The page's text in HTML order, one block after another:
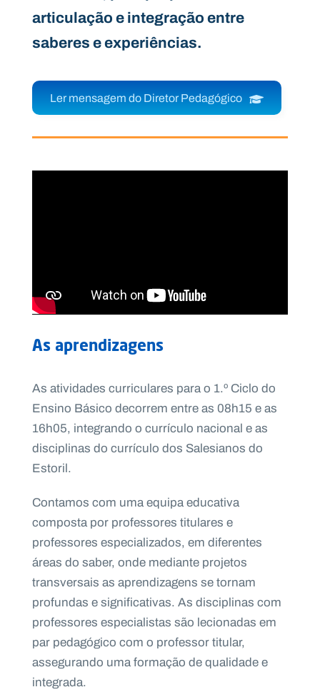
articulação e integração entre
saberes e experiências.
Ler mensagem do Diretor Pedagógico
As aprendizagens
As atividades curriculares para o 1.º Ciclo do
Ensino Básico decorrem entre as 08h15 e as
16h05, integrando o currículo nacional e as
disciplinas do currículo dos Salesianos do
Estoril.
Contamos com uma equipa educativa
composta por professores titulares e
professores especializados, em diferentes
áreas do saber, onde mediante projetos
transversais as aprendizagens se tornam
profundas e significativas. As disciplinas com
professores especialistas são lecionadas em
par pedagógico com o professor titular,
assegurando uma formação de qualidade e
integrada.